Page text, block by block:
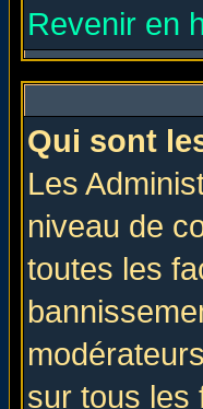
Revenir en
Qui sont
Les
niveau de
toutes les
sur tous les